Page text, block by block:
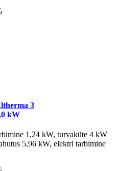
3
kW
1,24 kW, turvaküte 4 kW
5,96 kW, elektri tarbimine